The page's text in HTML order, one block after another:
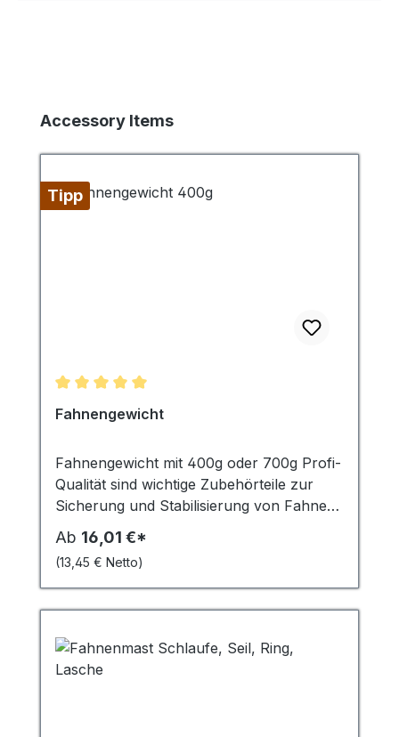
Produktgalerie überspringen
Accessory Items
Tipp
Durchschnittliche Bewertung von 5 von 5 Sternen
Fahnengewicht
Fahnengewicht mit 400g oder 700g Profi-
Qualität sind wichtige Zubehörteile zur
Sicherung und Stabilisierung von Fahnen
und Bannern. Sie fungieren als
Kletterstoppgewicht, das heisst, sie
verhindern, dass die Fahne oder das
Banner sich um den Fahnenmast wickelt.
In stürmischen Windverhältnissen spielen
sie eine entscheidende Rolle, indem sie das
Flattern der Fahne minimieren und
verhindern, dass diese zerrissen wird oder
Ab 16,01 €*
(13,45 € Netto)